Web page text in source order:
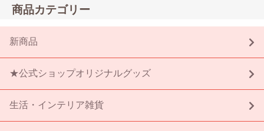
商品カテゴリー
新商品
★公式ショップオリジナルグッズ
生活・インテリア雑貨